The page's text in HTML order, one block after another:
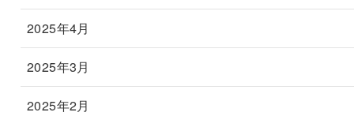
2025年4月
2025年3月
2025年2月